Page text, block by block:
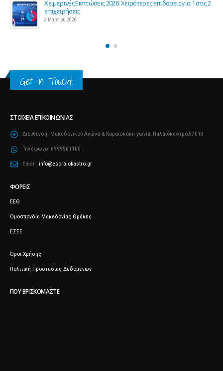
Χειμερινές Εκπτώσεις 2026: Χειρότερες επιδόσεις για 1 στις 2
επιχειρήσεις
3 Μαρτίου 2026
Get in Touch!
ΣΤΟΙΧΕΊΑ ΕΠΙΚΟΙΝΩΝΊΑΣ
Διεύθυνση: Μακεδονικού Αγώνα & Καραΐσκάκη γωνία, Παλαιόκαστρο,57013
Τηλέφωνο: 6999501100
Email: info@esoraiokastro.gr
ΦΟΡΕΊΣ
ΕΕΘ
Ομοσπονδία Μακεδονίας Θράκης
ΕΣΕΕ
Όροι Χρήσης
Πολιτική Προστασίας Δεδομένων
ΠΟΥ ΒΡΙΣΚΌΜΑΣΤΕ